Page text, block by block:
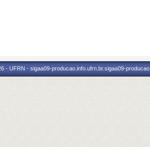
- UFRN - sigaa09-producao.info.ufrn.br.sigaa09-producao